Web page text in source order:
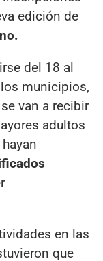
edición de
del 18 al
municipios,
van a recibir
adultos
en las
que